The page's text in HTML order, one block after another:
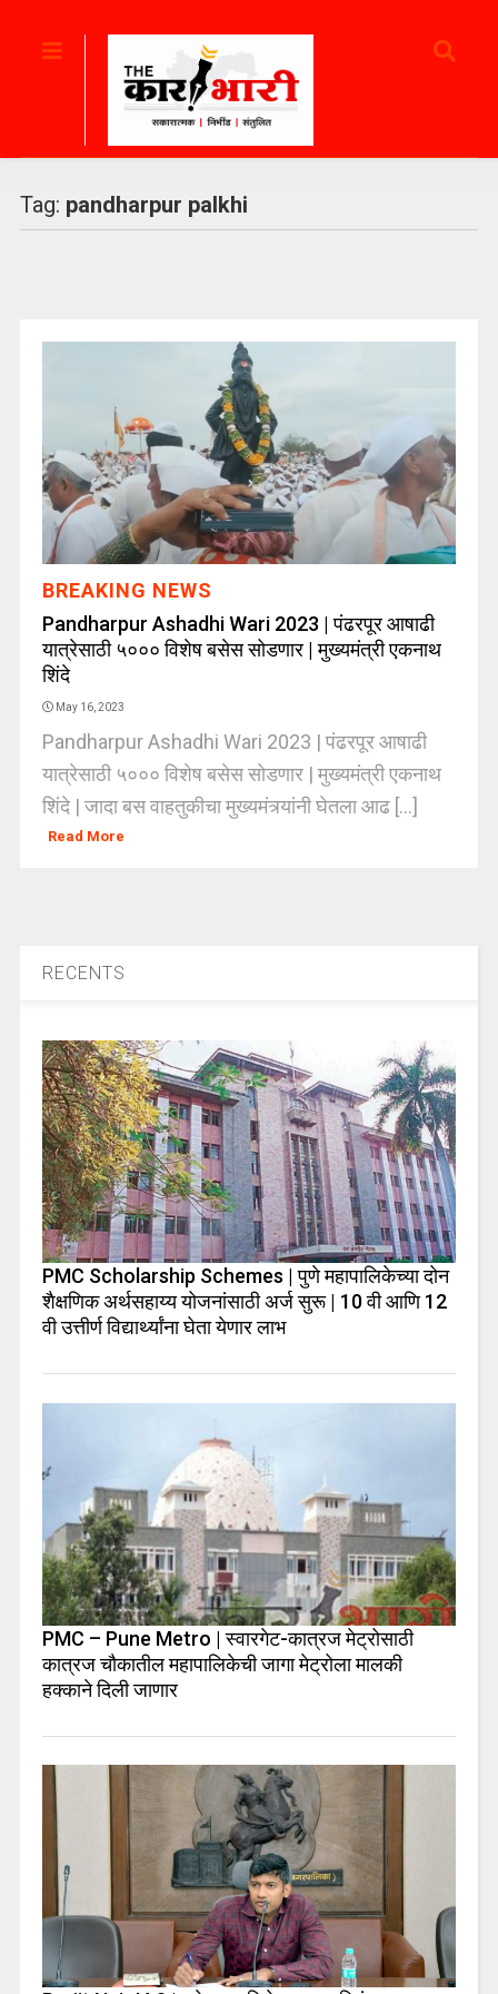
Tag: pandharpur palkhi
BREAKING NEWS
Pandharpur Ashadhi Wari 2023 | पंढरपूर आषाढी
यात्रेसाठी ५००० विशेष बसेस सोडणार | मुख्यमंत्री एकनाथ
शिंदे
May 16, 2023
Pandharpur Ashadhi Wari 2023 | पंढरपूर आषाढी
यात्रेसाठी ५००० विशेष बसेस सोडणार | मुख्यमंत्री एकनाथ
शिंदे | जादा बस वाहतुकीचा मुख्यमंत्र्यांनी घेतला आढ [...]
Read More
RECENTS
PMC Scholarship Schemes | पुणे महापालिकेच्या दोन
शैक्षणिक अर्थसहाय्य योजनांसाठी अर्ज सुरू | 10 वी आणि 12
वी उत्तीर्ण विद्यार्थ्यांना घेता येणार लाभ
PMC – Pune Metro | स्वारगेट-कात्रज मेट्रोसाठी
कात्रज चौकातील महापालिकेची जागा मेट्रोला मालकी
हक्काने दिली जाणार